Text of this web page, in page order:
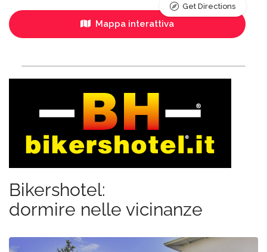
Mappa interattiva
Get Directions
Bikershotel:
dormire nelle vicinanze